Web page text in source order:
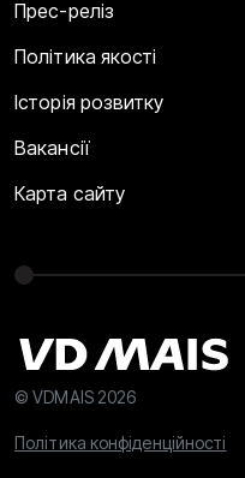
Прес-реліз
Політика якості
Історія розвитку
Вакансії
Карта сайту
© VDMAIS 2026
Політика конфіденційності